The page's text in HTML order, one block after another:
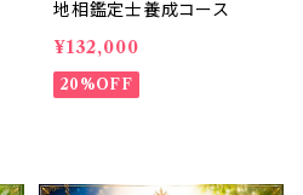
地相鑑定士養成コース
¥132,000
20%OFF